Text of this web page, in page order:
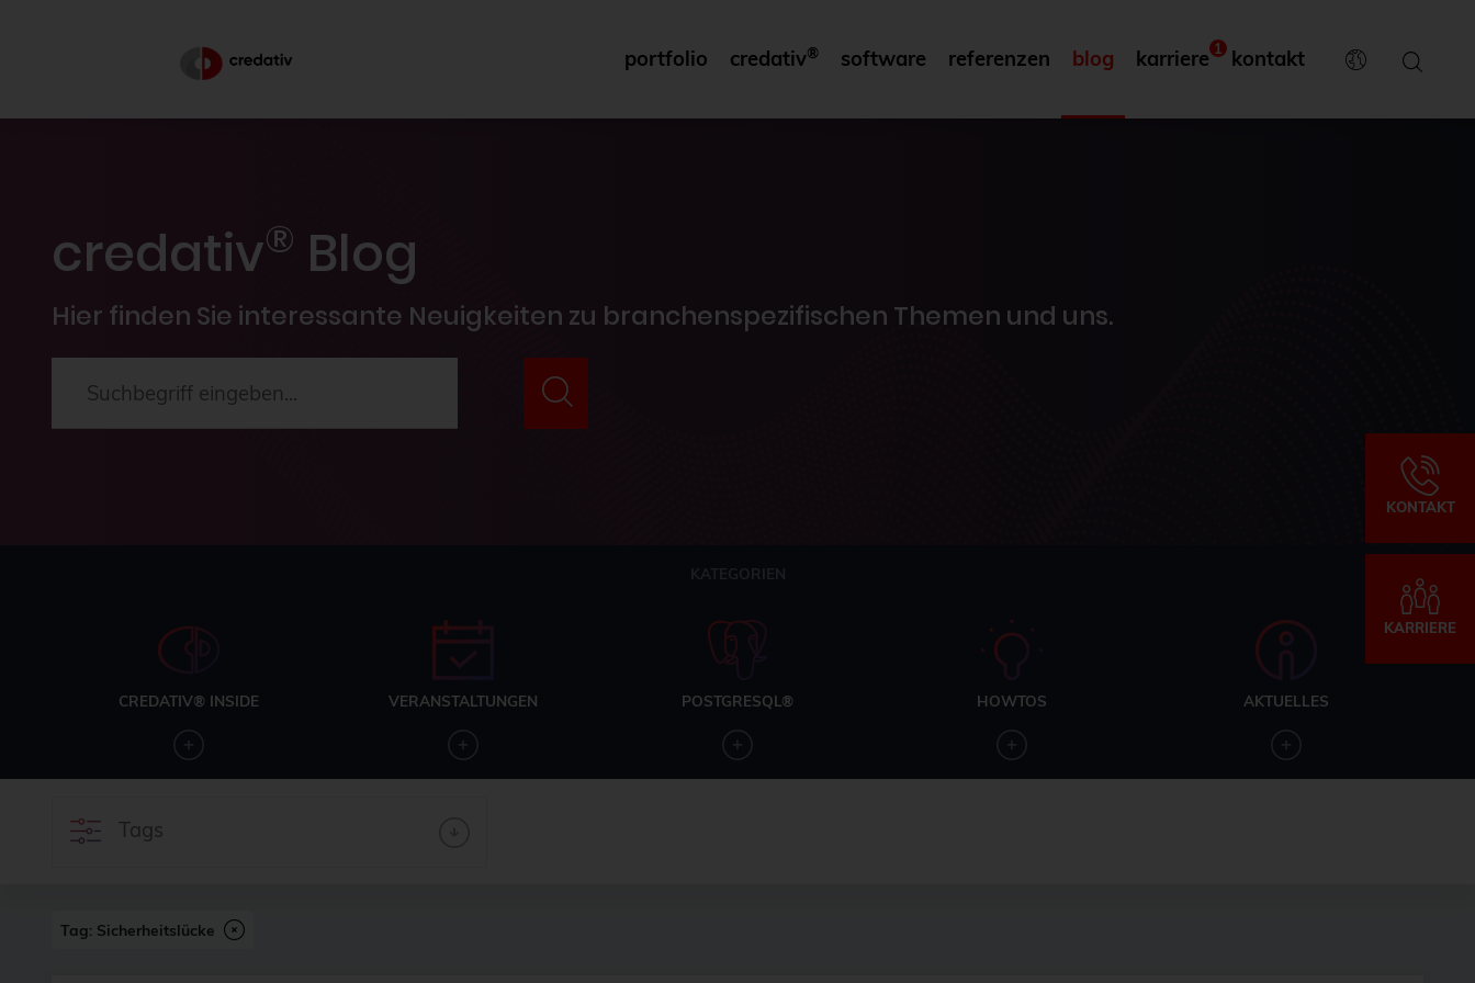
portfolio credativ® software referenzen blog karriere 1 kontakt
credativ® Blog
Hier finden Sie interessante Neuigkeiten zu branchenspezifischen Themen und uns.
KATEGORIEN
CREDATIV® INSIDE VERANSTALTUNGEN POSTGRESQL® HOWTOS AKTUELLES
Tags
KONTAKT
KARRIERE
Tag: Sicherheitslücke